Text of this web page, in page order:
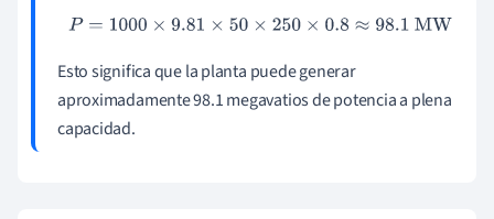
P= 1000×9.81 ×50 ×250×0.8≈ 98.1 MW
Esto significa que la planta puede generar
aproximadamente 98.1 megavatios de potencia a plena
capacidad.